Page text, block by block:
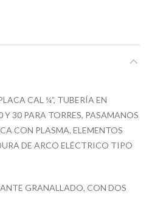
CAL ¼”, TUBERÍA EN
30 PARA TORRES, PASAMANOS
CON PLASMA, ELEMENTOS
DE ARCO ELÉCTRICO TIPO
GRANALLADO, CON DOS